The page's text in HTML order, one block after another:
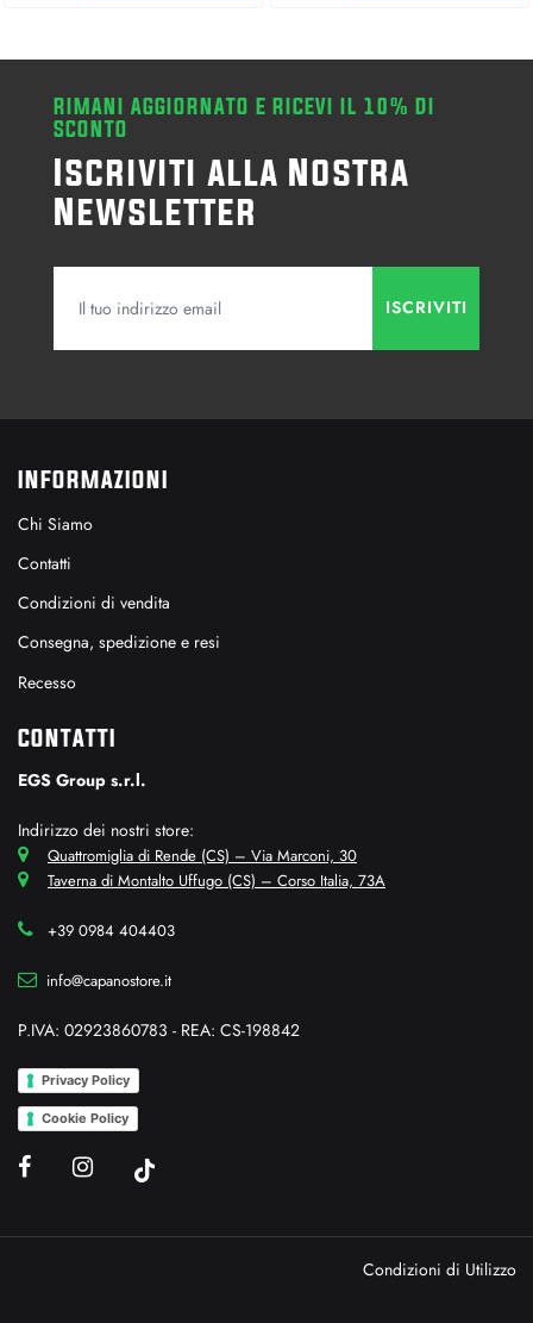
RIMANI AGGIORNATO E RICEVI IL 10% DI
SCONTO
Iscriviti alla Nostra
Newsletter
INFORMAZIONI
Chi Siamo
Contatti
Condizioni di vendita
Consegna, spedizione e resi
Recesso
CONTATTI
EGS Group s.r.l.
Indirizzo dei nostri store:
Quattromiglia di Rende (CS) – Via Marconi, 30
Taverna di Montalto Uffugo (CS) – Corso Italia, 73A
+39 0984 404403
info@capanostore.it
P.IVA: 02923860783 - REA: CS-198842
Privacy Policy
Cookie Policy
Condizioni di Utilizzo